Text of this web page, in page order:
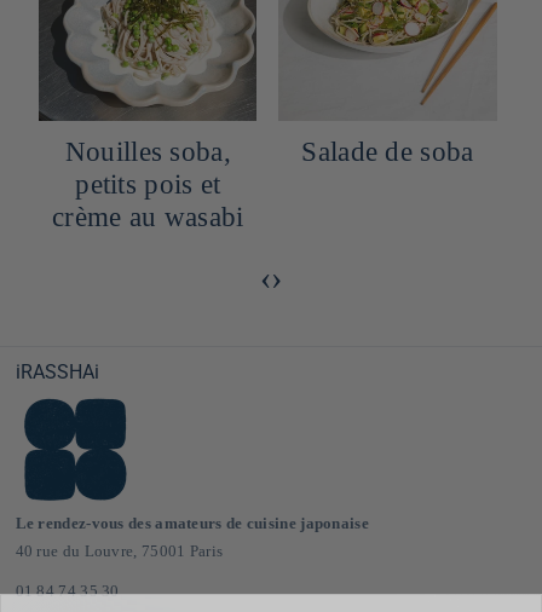
Nouilles soba,
petits pois et
crème au wasabi
Salade de soba
‹›
iRASSHAi
Le rendez-vous des amateurs de cuisine japonaise
40 rue du Louvre, 75001 Paris
01 84 74 35 30